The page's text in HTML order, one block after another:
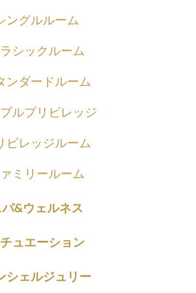
ングルルーム
シックルーム
ンダードルーム
プルプリビレッジ
ビレッジルーム
ミリールーム
パ&ウェルネス
ュエーション
シェルジュリー